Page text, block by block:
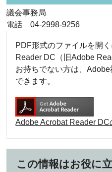
議会事務局
電話 04-2998-9256
PDF形式のファイルを開
Reader DC（旧Adobe
お持ちでない方は、
できます。
Adobe Acrobat Reader
この情報はお役に